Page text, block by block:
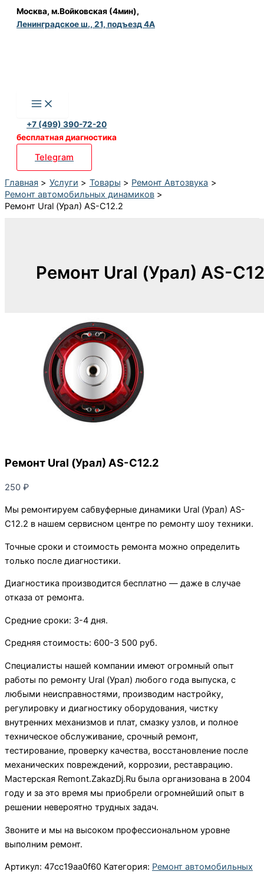
Перейти
Москва, м.Войковская (4мин),
Ленинградское ш., 21, подъезд 4А
+7 (499) 390-72-20
бесплатная диагностика
Telegram
Главная Услуги Товары
Ремонт Автозвука
Ремонт автомобильных динамиков
Ремонт Ural (Урал) AS-C12.2
Ремонт Ural (Урал) AS-
Ремонт Ural (Урал) AS-C12.2
250 ₽
Мы ремонтируем сабвуферные динамики Ural (Урал) AS-
C12.2 в нашем сервисном центре по ремонту шоу техники.
Точные сроки и стоимость ремонта можно определить
только после диагностики.
Диагностика производится бесплатно — даже в случае
отказа от ремонта.
Средние сроки: 3-4 дня.
Средняя стоимость: 600-3 500 руб.
Специалисты нашей компании имеют огромный опыт
работы по ремонту Ural (Урал) любого года выпуска, с
любыми неисправностями, производим настройку,
регулировку и диагностику оборудования, чистку
внутренних механизмов и плат, смазку узлов, и полное
техническое обслуживание, срочный ремонт,
тестирование, проверку качества, восстановление после
механических повреждений, коррозии, реставрацию.
Мастерская Remont.ZakazDj.Ru была организована в 2004
году и за это время мы приобрели огромнейший опыт в
решении невероятно трудных задач.
Звоните и мы на высоком профессиональном уровне
выполним ремонт.
Артикул: 47cc19aa0f60 Категория: Ремонт автомобильных